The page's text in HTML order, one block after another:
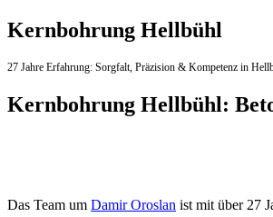
Kernbohrung Hellbühl
27 Jahre Erfahrung: Sorgfalt, Präzision & Kompetenz in
Kernbohrung Hellbühl:
Das Team um Damir Oroslan ist mit über 27